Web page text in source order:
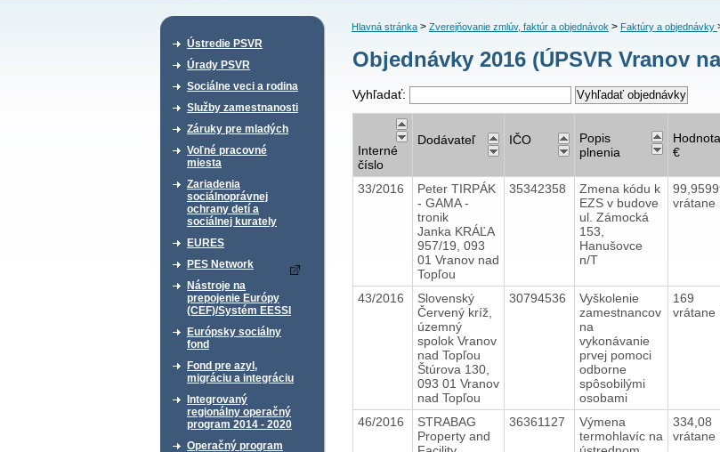
Ústredie PSVR
Úrady PSVR
Sociálne veci a rodina
Služby zamestnanosti
Záruky pre mladých
Voľné pracovné
miesta
Zariadenia
sociálnoprávnej
ochrany detí a
sociálnej kurately
EURES
PES Network
Nástroje na
prepojenie Európy
(CEF)/Systém EESSI
Európsky sociálny
fond
Fond pre azyl,
migráciu a integráciu
Integrovaný
regionálny operačný
program 2014 - 2020
Operačný program
Hlavná stránka> Zverejňovanie zmlúv, faktúr a objednávok> Faktúry a objednávky
Objednávky 2016 (ÚPSVR Vranov
Vyhľadať:
Interné
číslo
Dodávateľ IČO
Popis
plnenia
€
33/2016
Peter TIRPÁK
- GAMA -
tronik
Janka KRÁĽA
957/19, 093
01 Vranov nad
Topľou
35342358
Zmena kódu k
EZS v budove
ul. Zámocká
153,
Hanušovce
n/T
vrátane
43/2016
Slovenský
Červený kríž,
územný
spolok Vranov
nad Topľou
Štúrova 130,
093 01 Vranov
nad Topľou
30794536
Vyškolenie
zamestnancov
na
vykonávanie
prvej pomoci
odborne
spôsobilými
osobami
169
vrátane
46/2016
STRABAG
Property and
36361127
Výmena
termohlavíc na
334,08
vrátane